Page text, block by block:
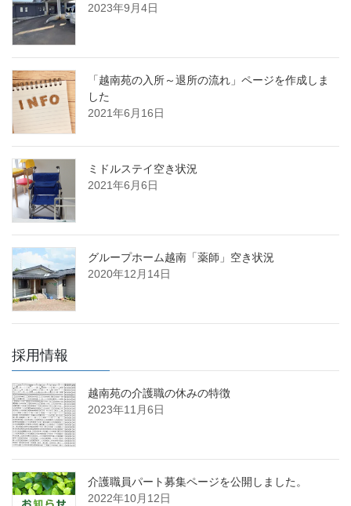
2023年9月4日
「越南苑の入所～退所の流れ」ページを作成しま
した
2021年6月16日
ミドルステイ空き状況
2021年6月6日
グループホーム越南「薬師」空き状況
2020年12月14日
採用情報
越南苑の介護職の休みの特徴
2023年11月6日
介護職員パート募集ページを公開しました。
2022年10月12日